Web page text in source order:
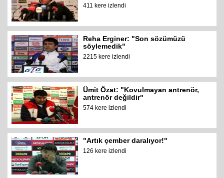
411 kere izlendi
Reha Erginer: "Son sözümüzü
söylemedik"
2215 kere izlendi
Ümit Özat: "Kovulmayan antrenör,
antrenör değildir"
574 kere izlendi
"Artık çember daralıyor!"
126 kere izlendi